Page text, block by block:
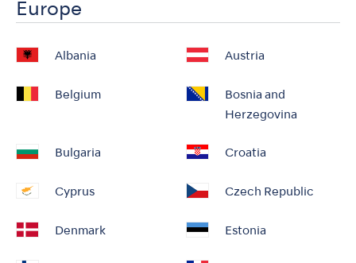
Europe
Albania Austria
Belgium
Bosnia and
Herzegovina
Bulgaria Croatia
Cyprus Czech Republic
Denmark Estonia